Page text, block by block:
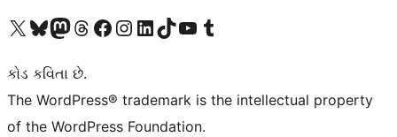
અમારા X (અગાઉ ટ્વિટર) એકાઉન્ટની મુલાકાત લોઅમારા Bluesky એકાઉન્ટની મુલાકાત લોઅમારા માસ્ટોડોન એકાઉન્ટની મુલાકાત લોઅમારા Threads એકાઉન્ટની મુલાકાત લો અમારા ફેસબુક પેજની મુલાકાત લોઅમારા ઇન્સ્ટાગ્રામ એકાઉન્ટની મુલાકાત લો અમારા LinkedIn એકાઉન્ટની મુલાકાત લોઅમારા TikTok એકાઉન્ટની મુલાકાત લોઅમારી YouTube ચેનલની મુલાકાત લો અમારા Tumblr એકાઉન્ટની મુલાકાત લો
કોડ કવિતા છે.
The WordPress® trademark is the intellectual property
of the WordPress Foundation.